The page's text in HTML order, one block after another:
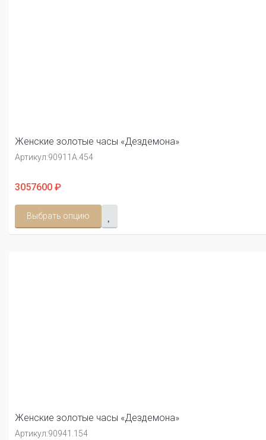
Женские золотые часы «Дездемона»
Артикул:90911А.454
3057600 ₽
Выбрать опцию
Женские золотые часы «Дездемона»
Артикул:90941.154